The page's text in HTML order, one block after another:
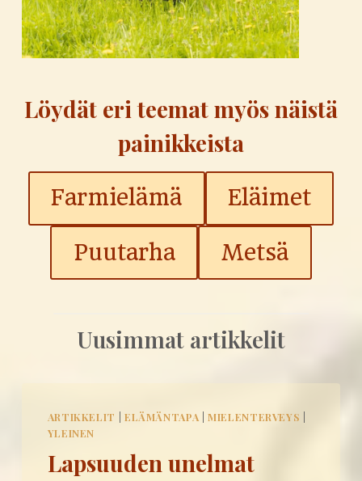
Löydät eri teemat myös näistä
painikkeista
Farmielämä Eläimet
Puutarha Metsä
Uusimmat artikkelit
ARTIKKELIT ELÄMÄNTAPA |MIELENTERVEYS
YLEINEN
Lapsuuden unelmat